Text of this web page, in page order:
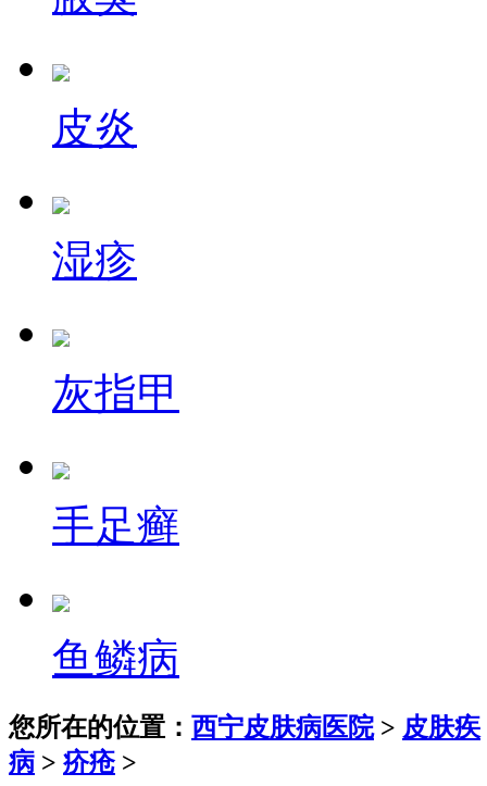
皮炎
湿疹
灰指甲
手足癣
鱼鳞病
您所在的位置： 西宁皮肤病医院> 皮肤疾
病 > 疥疮 >